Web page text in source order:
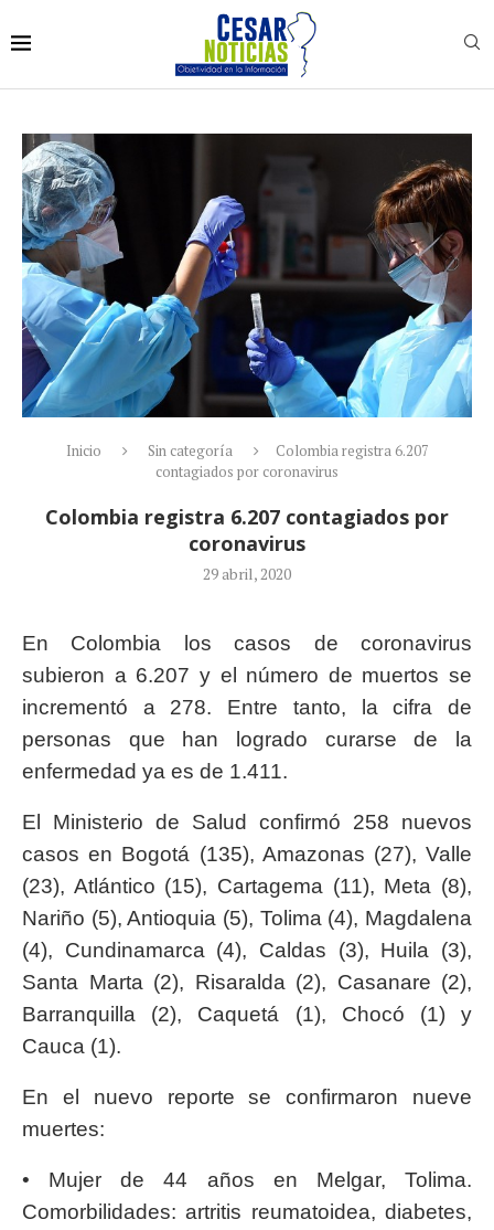
Inicio Sin categoría
Colombia registra 6.207
contagiados por coronavirus
Colombia registra 6.207 contagiados por
coronavirus
29 abril, 2020
En Colombia los casos de coronavirus
subieron a 6.207 y el número de muertos se
incrementó a 278. Entre tanto, la cifra de
personas que han logrado curarse de la
enfermedad ya es de 1.411.
El Ministerio de Salud confirmó 258 nuevos
casos en Bogotá (135), Amazonas (27), Valle
(23), Atlántico (15), Cartagema (11), Meta (8),
Nariño (5), Antioquia (5), Tolima (4), Magdalena
(4), Cundinamarca (4), Caldas (3), Huila (3),
Santa Marta (2), Risaralda (2), Casanare (2),
Barranquilla (2), Caquetá (1), Chocó (1) y
Cauca (1).
En el nuevo reporte se confirmaron nueve
muertes:
• Mujer de 44 años en Melgar, Tolima.
Comorbilidades: artritis reumatoidea, diabetes,